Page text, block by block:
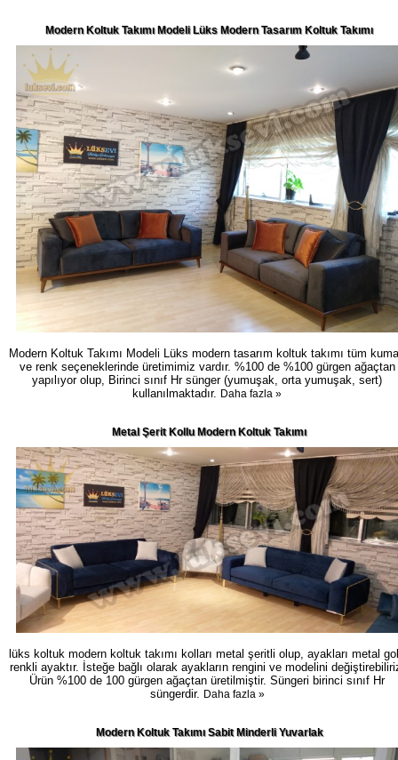
Modern Koltuk Takımı Modeli Lüks Modern Tasarım Koltuk Takımı
Modern Koltuk Takımı Modeli Lüks modern tasarım koltuk takımı tüm
ve renk seçeneklerinde üretimimiz vardır. %100 de %100 gürgen ağaçtan
yapılıyor olup, Birinci sınıf Hr sünger (yumuşak, orta yumuşak, sert)
kullanılmaktadır. Daha fazla »
Metal Şerit Kollu Modern Koltuk Takımı
lüks koltuk modern koltuk takımı kolları metal şeritli olup, ayakları metal
renkli ayaktır. İsteğe bağlı olarak ayakların rengini ve modelini
Ürün %100 de 100 gürgen ağaçtan üretilmiştir. Süngeri birinci sınıf Hr
süngerdir. Daha fazla »
Modern Koltuk Takımı Sabit Minderli Yuvarlak